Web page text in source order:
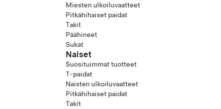
Miesten ulkoiluvaatteet
Pitkähihaiset paidat
Takit
Päähineet
Sukat
Naiset
Suosituimmat tuotteet
T-paidat
Naisten ulkoiluvaatteet
Pitkähihaiset paidat
Takit